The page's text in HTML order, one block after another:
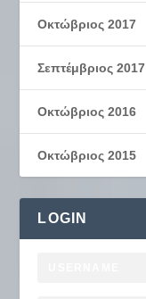
Οκτώβριος 2017
Σεπτέμβριος 2017
Οκτώβριος 2016
Οκτώβριος 2015
LOGIN